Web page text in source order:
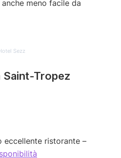
meno facile da
Sezz
Saint-Tropez
eccellente ristorante –